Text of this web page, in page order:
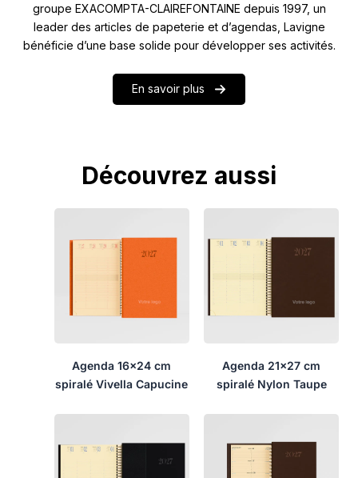
groupe EXACOMPTA-CLAIREFONTAINE depuis 1997, un
leader des articles de papeterie et d’agendas, Lavigne
bénéficie d’une base solide pour développer ses activités.
En savoir plus
Découvrez aussi
Agenda 16×24 cm
spiralé Vivella Capucine
Agenda 21×27 cm
spiralé Nylon Taupe